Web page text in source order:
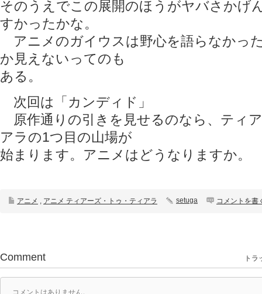
そのうえでこの展開のほうがヤバさかげ
すかったかな。
アニメのガイウスは野心を語らなかっ
か見えないってのも
ある。
次回は「カンディド」
原作通りの引きを見せるのなら、ティ
アラの1つ目の山場が
始まります。アニメはどうなりますか。
アニメ , アニメ ティアーズ・トゥ・ティアラ setuga コメントを書
Comment トラ
コメントはありません。